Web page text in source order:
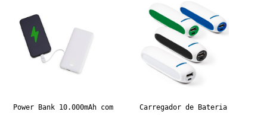
Power Bank 10.000mAh com
Carregador de Bateria